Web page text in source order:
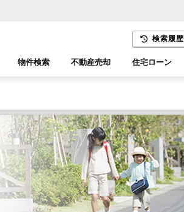
検索履歴
物件検索 不動産売却 住宅ローン